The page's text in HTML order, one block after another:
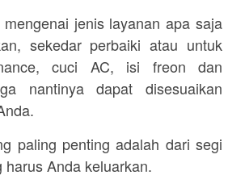
jenis layanan apa saja
sekedar perbaiki atau untuk
cuci AC, isi freon dan
nantinya dapat disesuaikan
paling penting adalah dari segi
Anda keluarkan.